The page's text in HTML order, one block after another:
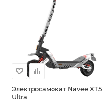
Электросамокат Navee XT5
Ultra